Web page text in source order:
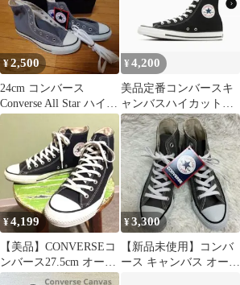
¥2,500
24cm コンバース
Converse All Star ハイカ
ット グレー
¥4,200
美品定番コンバースキ
ャンバスハイカットス
ニーカー6.5(25cm)ブラ
ック黒
¥4,199
【美品】CONVERSEコ
ンバース27.5cm オール
スター ハイカットブラ
¥3,300
【新品未使用】コンバ
ース キャンバス オール